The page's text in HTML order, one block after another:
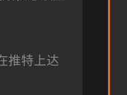
推特上达